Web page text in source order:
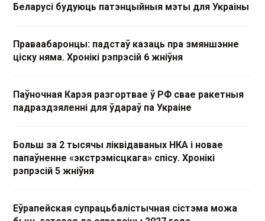
Беларусі будуюць патэнцыйныя мэты для Украіны
Праваабаронцы: падстаў казаць пра змяншэнне
ціску няма. Хронікі рэпрэсій 6 жніўня
Паўночная Карэя разгортвае ў РФ свае ракетныя
падраздзяленні для ўдараў па Украіне
Больш за 2 тысячы ліквідаваных НКА і новае
папаўненне «экстрэмісцкага» спісу. Хронікі
рэпрэсій 5 жніўня
Еўрапейская супрацьбалістычная сістэма можа